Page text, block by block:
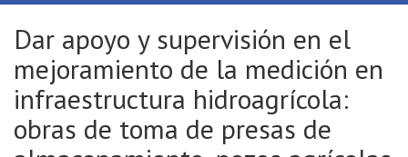
Dar apoyo y supervisión en el
mejoramiento de la medición en
infraestructura hidroagrícola:
obras de toma de presas de